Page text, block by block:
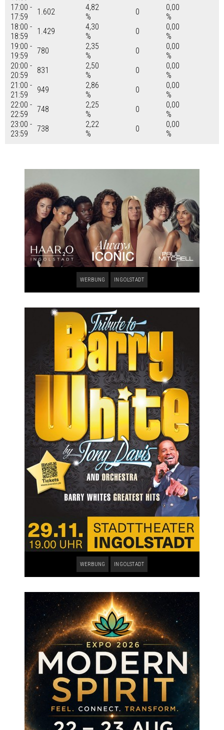
17:00 -
17:59
1.602
4,82
%
0
0,00
%
18:00 -
18:59
1.429
4,30
%
0
0,00
%
19:00 -
19:59
780
2,35
%
0
0,00
%
20:00 -
20:59
831
2,50
%
0
0,00
%
21:00 -
21:59
949
2,86
%
0
0,00
%
22:00 -
22:59
748
2,25
%
0
0,00
%
23:00 -
23:59
738
2,22
%
0
0,00
%
WERBUNG INGOLSTADT
WERBUNG INGOLSTADT